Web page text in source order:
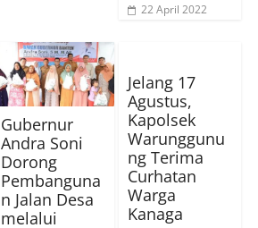
22 April 2022
Gubernur
Andra Soni
Dorong
Pembanguna
n Jalan Desa
melalui
Jelang 17
Agustus,
Kapolsek
Warunggunu
ng Terima
Curhatan
Warga
Kanaga